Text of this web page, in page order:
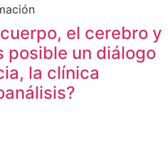
el cerebro y
posible un diálogo
la clínica